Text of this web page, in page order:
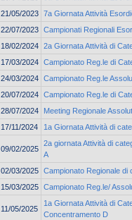
21/05/2023 7a Giornata Attività
22/07/2023 Campionati Regionali
18/02/2024 2a Giornata Attività di
17/03/2024 Campionato Reg.le di
24/03/2024 Campionato Reg.le
20/07/2024 Campionato Reg.le di
28/07/2024
Meeting Regionale
17/11/2024
1a Giornata Attività di
09/02/2025
2a giornata Attività di
A
02/03/2025 Campionato Regionale di
15/03/2025 Campionato Reg.le/
11/05/2025
1a Giornata Attività di
Concentramento D